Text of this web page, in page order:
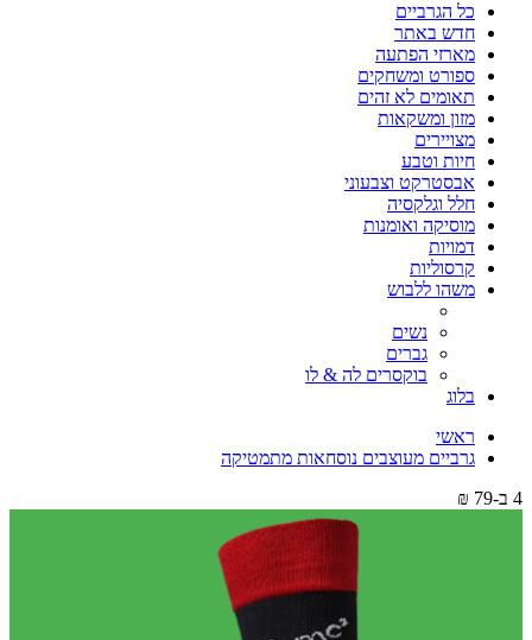
כל הגרביים
חדש באתר
מארזי הפתעה
ספורט ומשחקים
תאומים לא זהים
מזון ומשקאות
מצויירים
חיות וטבע
אבסטרקט וצבעוני
חלל וגלקסיה
מוסיקה ואומנות
דמויות
קרסוליות
משהו ללבוש
נשים
גברים
בוקסרים לה & לו
בלוג
ראשי
גרביים מעוצבים נוסחאות מתמטיקה
4 ב-79 ₪